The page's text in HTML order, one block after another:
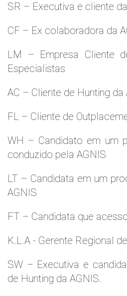
SR – Executiva e cliente
CF – Ex colaboradora da
LM – Empresa Cliente
Especialistas
AC – Cliente de Hunting da
FL – Cliente de
WH – Candidato em um
conduzido pela AGNIS
LT – Candidata em um
AGNIS
FT – Candidata que
K.L.A - Gerente Regional
SW – Executiva e
de Hunting da AGNIS.